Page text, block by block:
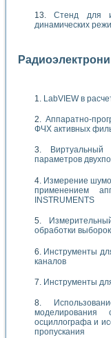
Стенд для
динамических
LabVIEW в
Аппаратно-
ФЧХ активных
параметров
Измерение
применением
INSTRUMENTS
обработки
Инструменты
каналов
Инструменты
моделирования
осциллографа и
пропускания